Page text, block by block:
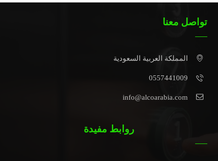
تواصل معنا
المملكة العربية السعودية
0557441009
info@alcoarabia.com
روابط مفيدة